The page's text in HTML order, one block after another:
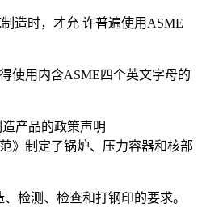
造时，才允 许普遍使用ASME
使用内含ASME四个英文字母的
产品的政策声明
》制定了锅炉、压力容器和核部
检测、检查和打钢印的要求。